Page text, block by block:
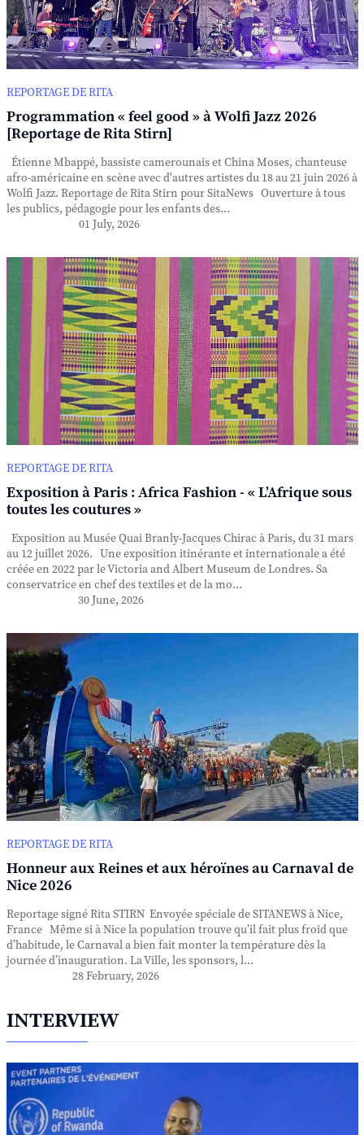
REPORTAGE DE RITA
Programmation « feel good » à Wolfi Jazz 2026
[Reportage de Rita Stirn]
Étienne Mbappé, bassiste camerounais et China Moses, chanteuse
afro-américaine en scène avec d'autres artistes du 18 au 21 juin 2026 à
Wolfi Jazz. Reportage de Rita Stirn pour SitaNews Ouverture à tous
les publics, pédagogie pour les enfants des...
01 July, 2026
REPORTAGE DE RITA
Exposition à Paris : Africa Fashion - « L’Afrique sous
toutes les coutures »
Exposition au Musée Quai Branly-Jacques Chirac à Paris, du 31 mars
au 12 juillet 2026. Une exposition itinérante et internationale a été
créée en 2022 par le Victoria and Albert Museum de Londres. Sa
conservatrice en chef des textiles et de la mo...
30 June, 2026
REPORTAGE DE RITA
Honneur aux Reines et aux héroïnes au Carnaval de
Nice 2026
Reportage signé Rita STIRN Envoyée spéciale de SITANEWS à Nice,
France Même si à Nice la population trouve qu’il fait plus froid que
d’habitude, le Carnaval a bien fait monter la température dès la
journée d’inauguration. La Ville, les sponsors, l...
28 February, 2026
INTERVIEW